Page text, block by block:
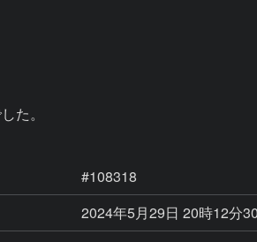
た。
#108318
2024年5月29日 20時12分